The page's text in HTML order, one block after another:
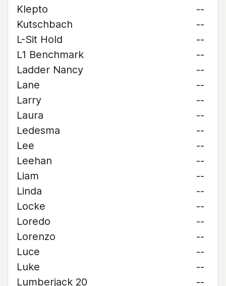
Klepto
--
Kutschbach
--
L-Sit Hold
--
L1 Benchmark
--
Ladder Nancy
--
Lane
--
Larry
--
Laura
--
Ledesma
--
Lee
--
Leehan
--
Liam
--
Linda
--
Locke
--
Loredo
--
Lorenzo
--
Luce
--
Luke
--
Lumberjack 20
--